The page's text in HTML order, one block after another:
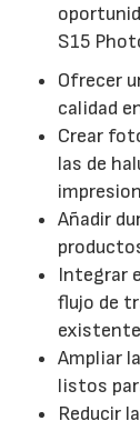
S15
Ofrecer
calidad
Crear
las de
Añadir
Integrar
flujo de
existente
Ampliar
listos
Reducir